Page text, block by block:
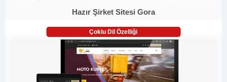
Hazır Şirket Sitesi Gora
Çoklu Dil Özelliği